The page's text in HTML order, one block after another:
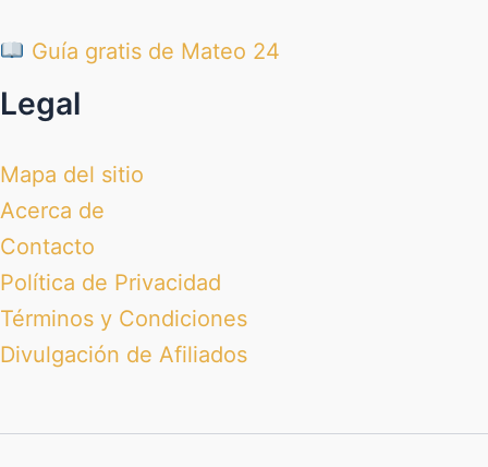
Guía gratis de Mateo 24
Legal
Mapa del sitio
Acerca de
Contacto
Política de Privacidad
Términos y Condiciones
Divulgación de Afiliados